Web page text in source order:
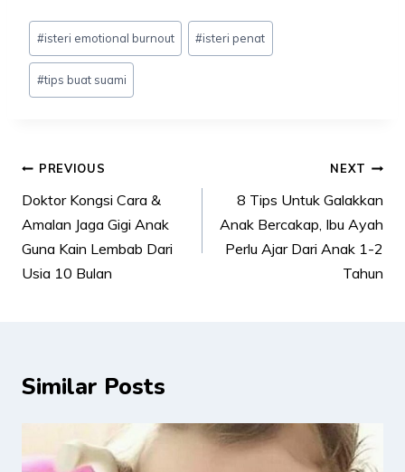
Post
Tags:
#isteri emotional burnout #isteri penat
#tips buat suami
Post
navigation
PREVIOUS
Doktor Kongsi Cara &
Amalan Jaga Gigi Anak
Guna Kain Lembab Dari
Usia 10 Bulan
NEXT
8 Tips Untuk Galakkan
Anak Bercakap, Ibu Ayah
Perlu Ajar Dari Anak 1-2
Tahun
Similar Posts